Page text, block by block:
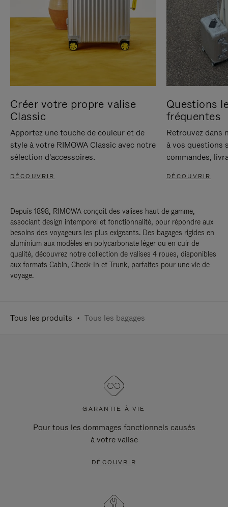
Créer votre propre valise
Classic
Apportez une touche de couleur et de
style à votre RIMOWA Classic avec notre
sélection d'accessoires.
DÉCOUVRIR
Questions
fréquentes
Retrouvez dans
à vos questions
commandes,
DÉCOUVRIR
Depuis 1898, RIMOWA conçoit des valises haut de gamme,
associant design intemporel et fonctionnalité, pour répondre aux
besoins des voyageurs les plus exigeants. Des bagages rigides en
aluminium aux modèles en polycarbonate léger ou en cuir de
qualité, découvrez notre collection de valises 4 roues, disponibles
aux formats Cabin, Check-In et Trunk, parfaites pour une vie de
voyage.
Tous les produits Tous les bagages
GARANTIE À VIE
Pour tous les dommages fonctionnels causés
à votre valise
DÉCOUVRIR